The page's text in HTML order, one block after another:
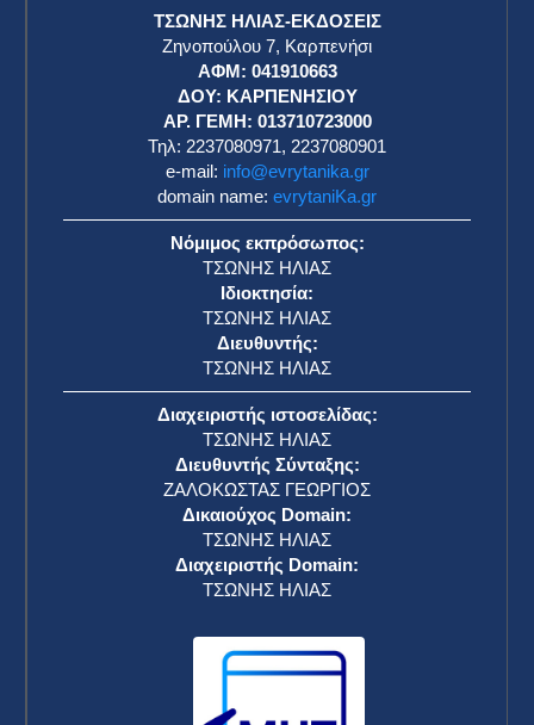
ΤΣΩΝΗΣ ΗΛΙΑΣ-ΕΚΔΟΣΕΙΣ
Ζηνοπούλου 7, Καρπενήσι
ΑΦΜ: 041910663
ΔΟΥ: ΚΑΡΠΕΝΗΣΙΟΥ
ΑΡ. ΓΕΜΗ: 013710723000
Τηλ: 2237080971, 2237080901
e-mail: info@evrytanika.gr
domain name: evrytaniKa.gr
Νόμιμος εκπρόσωπος:
ΤΣΩΝΗΣ ΗΛΙΑΣ
Ιδιοκτησία:
ΤΣΩΝΗΣ ΗΛΙΑΣ
Διευθυντής:
ΤΣΩΝΗΣ ΗΛΙΑΣ
Διαχειριστής ιστοσελίδας:
ΤΣΩΝΗΣ ΗΛΙΑΣ
Διευθυντής Σύνταξης:
ΖΑΛΟΚΩΣΤΑΣ ΓΕΩΡΓΙΟΣ
Δικαιούχος Domain:
ΤΣΩΝΗΣ ΗΛΙΑΣ
Διαχειριστής Domain:
ΤΣΩΝΗΣ ΗΛΙΑΣ